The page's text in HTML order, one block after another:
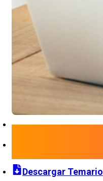
Descargar Temario